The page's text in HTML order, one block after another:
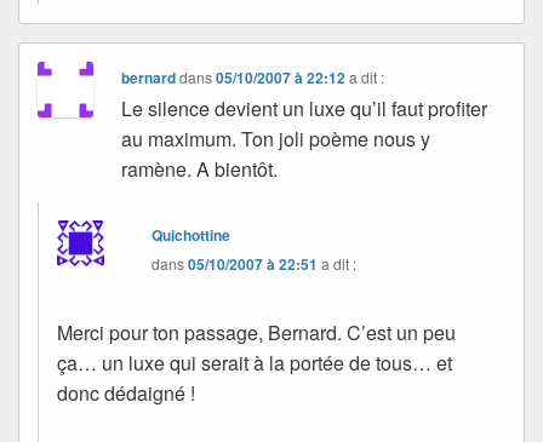
bernarddans05/10/2007 à 22:12 a dit :
Le silence devient un luxe qu’il faut profiter
au maximum. Ton joli poème nous y
ramène. A bientôt.
Quichottine
dans05/10/2007 à 22:51 a dit :
Merci pour ton passage, Bernard. C’est un peu
ça… un luxe qui serait à la portée de tous… et
donc dédaigné !